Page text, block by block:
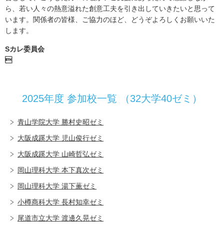
ら、若い人々の熱意溢れた創意工夫を引き出していきたいと思って
います。関係者の皆様、ご協力のほど、どうぞよろしくお願いいた
します。
Sカレ委員会

2025年度 参加校一覧 （32大学40ゼミ）
青山学院大学 勝村史昭ゼミ
大阪成蹊大学 児山俊行ゼミ
大阪成蹊大学 山崎哲弘ゼミ
岡山理科大学 本下真次ゼミ
岡山理科大学 湯下薫ゼミ
小樽商科大学 長村知幸ゼミ
尾道市立大学 渡邊久晃ゼミ